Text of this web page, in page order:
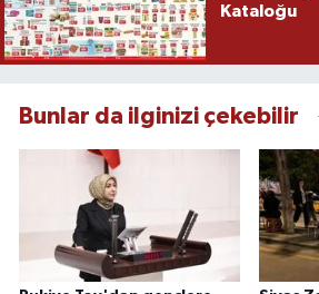
Kataloğu
Bunlar da ilginizi çekebilir